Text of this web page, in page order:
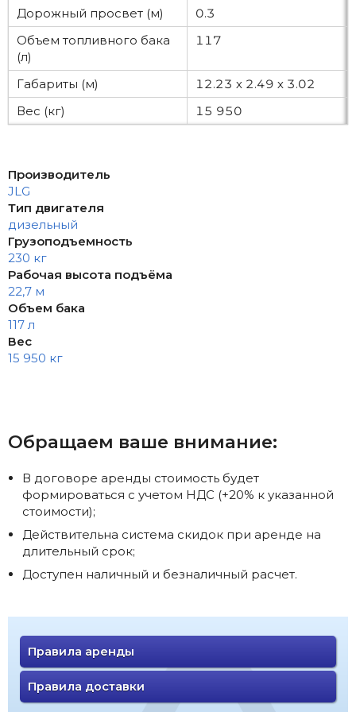
Дорожный просвет (м)
0.3
Объем топливного бака
(л)
117
Габариты (м)
12.23 х 2.49 х 3.02
Вес (кг)
15 950
Производитель
JLG
Тип двигателя
дизельный
Грузоподъемность
230 кг
Рабочая высота подъёма
22,7 м
Объем бака
117 л
Вес
15 950 кг
Обращаем ваше внимание:
В договоре аренды стоимость будет
формироваться с учетом НДС (+20% к указанной
стоимости);
Действительна система скидок при аренде на
длительный срок;
Доступен наличный и безналичный расчет.
Правила аренды
Правила доставки